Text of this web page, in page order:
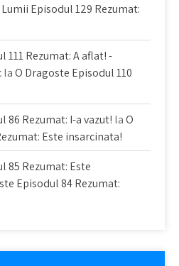
Episodul 129 Rezumat:
111 Rezumat: A aflat! -
laO Dragoste Episodul 110
86 Rezumat: I-a vazut! laO
Este insarcinata!
85 Rezumat: Este
Episodul 84 Rezumat: